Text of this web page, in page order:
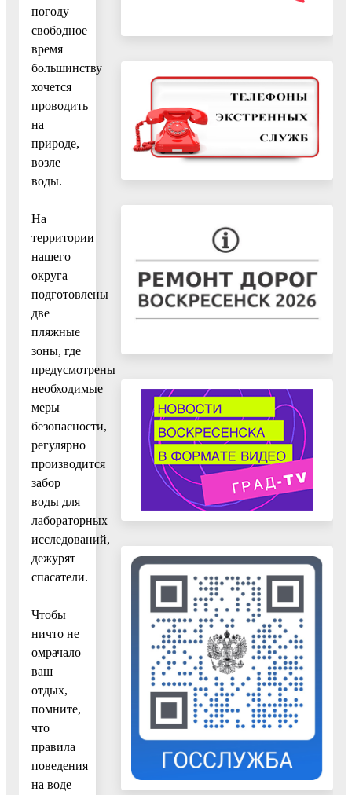
погоду
свободное
время
большинству
хочется
проводить
на
природе,
возле
воды.
На
территории
нашего
округа
подготовлены
две
пляжные
зоны, где
предусмотрены
необходимые
меры
безопасности,
регулярно
производится
забор
воды для
лабораторных
исследований,
дежурят
спасатели.
Чтобы
ничто не
омрачало
ваш
отдых,
помните,
что
правила
поведения
на воде